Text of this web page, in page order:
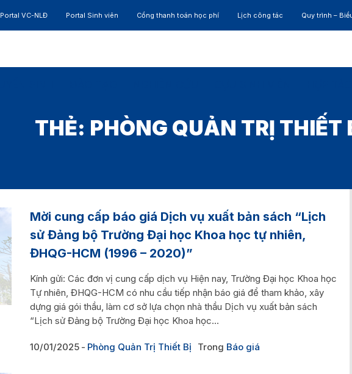
Portal VC-NLĐ Portal Sinh viên Cổng thanh toán học phí Lịch công tác Quy trình –
THẺ: PHÒNG QUẢN TRỊ THIẾT
Mời cung cấp báo giá Dịch vụ xuất bản sách “Lịch
sử Đảng bộ Trường Đại học Khoa học tự nhiên,
ĐHQG-HCM (1996 – 2020)”
Kính gửi: Các đơn vị cung cấp dịch vụ Hiện nay, Trường Đại học Khoa học
Tự nhiên, ĐHQG-HCM có nhu cầu tiếp nhận báo giá để tham khảo, xây
dựng giá gói thầu, làm cơ sở lựa chọn nhà thầu Dịch vụ xuất bản sách
“Lịch sử Đảng bộ Trường Đại học Khoa học...
10/01/2025 Phòng Quản Trị Thiết Bị Trong Báo giá